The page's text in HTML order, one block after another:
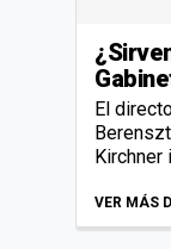
El
Kirchner
VER MÁS